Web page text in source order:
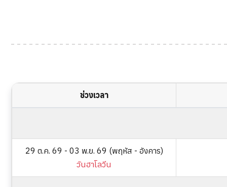
ช่วงเวลา
29 ต.ค. 69 - 03 พ.ย. 69 (พฤหัส - อังคาร)
วันฮาโลวีน